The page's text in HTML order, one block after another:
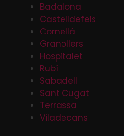
Badalona
Castelldefels
Cornellá
Granollers
Hospitalet
Rubí
Sabadell
Sant Cugat
Terrassa
Viladecans